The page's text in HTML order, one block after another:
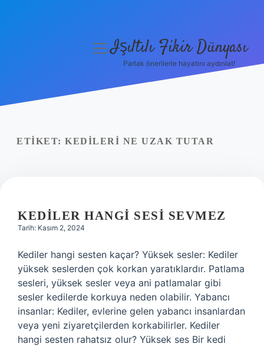
Yasal Uyarı
menüyüIşıltılı Fikir Dünyası
Parlak önerilerle hayatını aydınlat!
ETIKET: KEDILERI NE UZAK TUTAR
KEDILER HANGI SESI SEVMEZ
Tarih: Kasım 2, 2024
Kediler hangi sesten kaçar? Yüksek sesler: Kediler
yüksek seslerden çok korkan yaratıklardır. Patlama
sesleri, yüksek sesler veya ani patlamalar gibi
sesler kedilerde korkuya neden olabilir. Yabancı
insanlar: Kediler, evlerine gelen yabancı insanlardan
veya yeni ziyaretçilerden korkabilirler. Kediler
hangi sesten rahatsız olur? Yüksek ses Bir kedi